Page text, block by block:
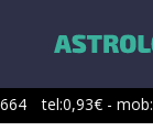
tel:0,93€ -